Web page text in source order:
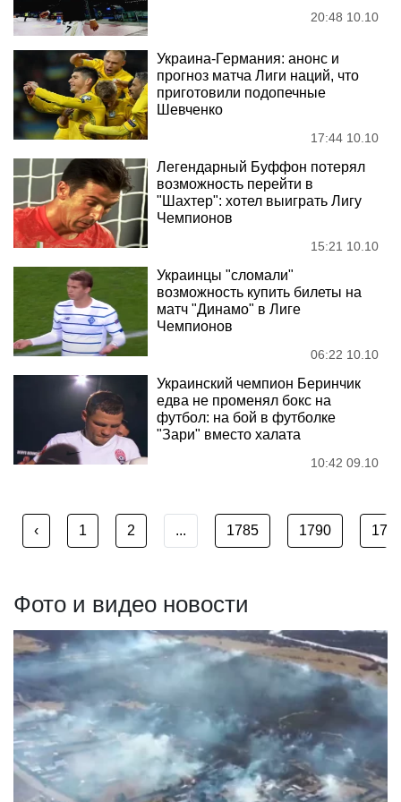
20:48 10.10
Украина-Германия: анонс и
прогноз матча Лиги наций, что
приготовили подопечные
Шевченко
17:44 10.10
Легендарный Буффон потерял
возможность перейти в
"Шахтер": хотел выиграть Лигу
Чемпионов
15:21 10.10
Украинцы "сломали"
возможность купить билеты на
матч "Динамо" в Лиге
Чемпионов
06:22 10.10
Украинский чемпион Беринчик
едва не променял бокс на
футбол: на бой в футболке
"Зари" вместо халата
10:42 09.10
‹ 1 2 ... 1785 1790
Фото и видео новости